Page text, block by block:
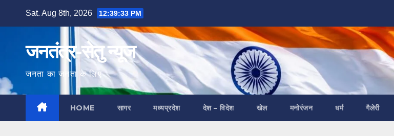
Sat. Aug 8th, 2026 12:39:34 PM
जनतंत्र-सेतु न्यूज
जनता का जनता के लिए
HOME सागर मध्यप्रदेश देश – विदेश खेल मनोरंजन धर्म गैलेरी